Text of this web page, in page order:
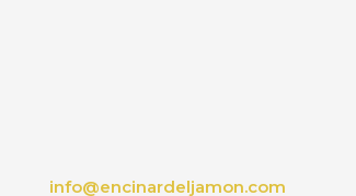
info@encinardeljamon.com